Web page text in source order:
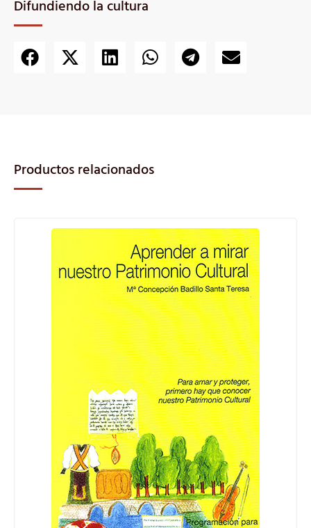
Difundiendo la cultura
Productos relacionados